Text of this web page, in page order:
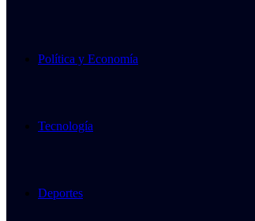
Política y Economía
Tecnología
Deportes